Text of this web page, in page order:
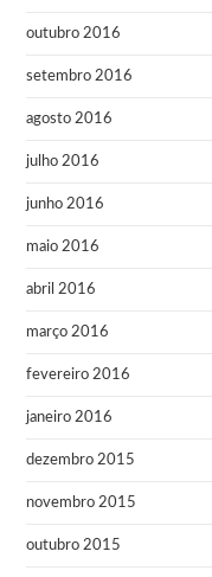
outubro 2016
setembro 2016
agosto 2016
julho 2016
junho 2016
maio 2016
abril 2016
março 2016
fevereiro 2016
janeiro 2016
dezembro 2015
novembro 2015
outubro 2015